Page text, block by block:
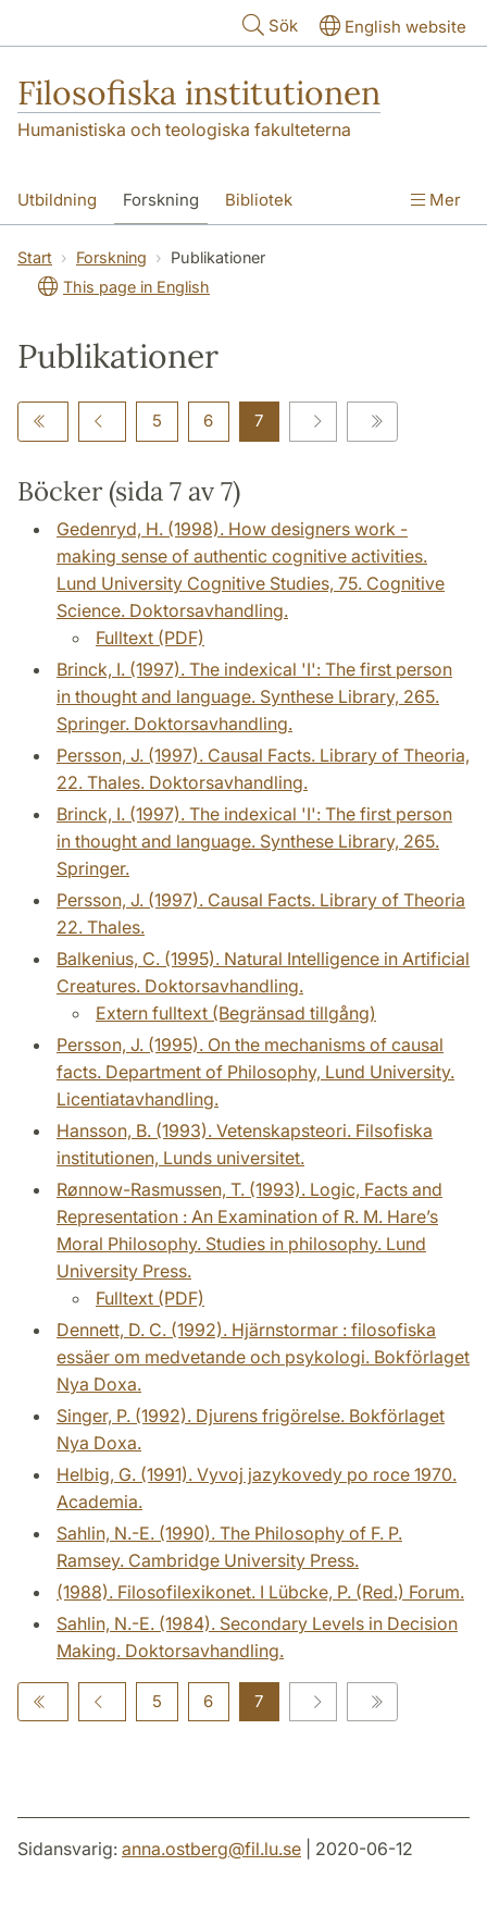
Sök English website
Filosofiska institutionen
Humanistiska och teologiska fakulteterna
Utbildning Forskning Bibliotek
Personal Kontakt Institutionen
Mer
Start Forskning
Publikationer
This page in English
Publikationer
5 6 7
Böcker (sida 7 av 7)
Gedenryd, H. (1998). How designers work -
making sense of authentic cognitive activities.
Lund University Cognitive Studies, 75. Cognitive
Science. Doktorsavhandling.
Fulltext (PDF)
Brinck, I. (1997). The indexical 'I': The first person
in thought and language. Synthese Library, 265.
Springer. Doktorsavhandling.
Persson, J. (1997). Causal Facts. Library of Theoria,
22. Thales. Doktorsavhandling.
Brinck, I. (1997). The indexical 'I': The first person
in thought and language. Synthese Library, 265.
Springer.
Persson, J. (1997). Causal Facts. Library of Theoria
22. Thales.
Balkenius, C. (1995). Natural Intelligence in Artificial
Creatures. Doktorsavhandling.
Extern fulltext (Begränsad tillgång)
Persson, J. (1995). On the mechanisms of causal
facts. Department of Philosophy, Lund University.
Licentiatavhandling.
Hansson, B. (1993). Vetenskapsteori. Filsofiska
institutionen, Lunds universitet.
Rønnow-Rasmussen, T. (1993). Logic, Facts and
Representation : An Examination of R. M. Hare’s
Moral Philosophy. Studies in philosophy. Lund
University Press.
Fulltext (PDF)
Dennett, D. C. (1992). Hjärnstormar : filosofiska
essäer om medvetande och psykologi. Bokförlaget
Nya Doxa.
Singer, P. (1992). Djurens frigörelse. Bokförlaget
Nya Doxa.
Helbig, G. (1991). Vyvoj jazykovedy po roce 1970.
Academia.
Sahlin, N.-E. (1990). The Philosophy of F. P.
Ramsey. Cambridge University Press.
(1988). Filosofilexikonet. I Lübcke, P. (Red.) Forum.
Sahlin, N.-E. (1984). Secondary Levels in Decision
Making. Doktorsavhandling.
5 6 7
Sidansvarig: anna.ostberg@fil.lu.se | 2020-06-12